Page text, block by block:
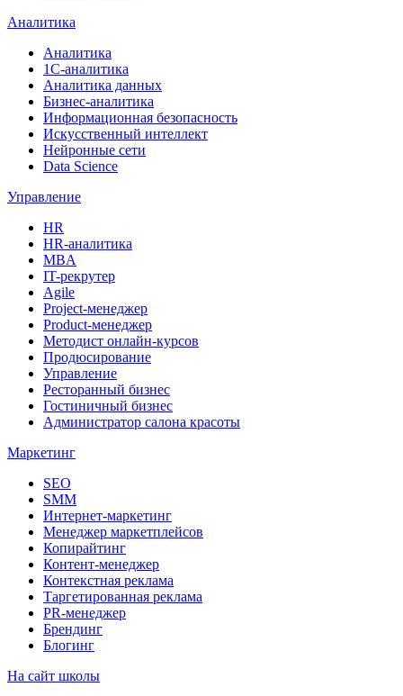
Аналитика
Аналитика
1С-аналитика
Аналитика данных
Бизнес-аналитика
Информационная безопасность
Искусственный интеллект
Нейронные сети
Data Science
Управление
HR
HR-аналитика
MBA
IT-рекрутер
Agile
Project-менеджер
Product-менеджер
Методист онлайн-курсов
Продюсирование
Управление
Ресторанный бизнес
Гостиничный бизнес
Администратор салона красоты
Маркетинг
SEO
SMM
Интернет-маркетинг
Менеджер маркетплейсов
Копирайтинг
Контент-менеджер
Контекстная реклама
Таргетированная реклама
PR-менеджер
Брендинг
Блогинг
На сайт школы